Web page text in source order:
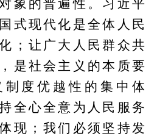
象的普遍性。习近平
式现代化是全体人民
；让广大人民群众共
是社会主义的本质要
度优越性的集中体
全心全意为人民服务
现；我们必须坚持发